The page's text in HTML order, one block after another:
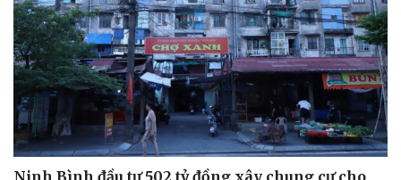
Ninh Bình đầu tư 502 tỷ đồng xây chung cư cho